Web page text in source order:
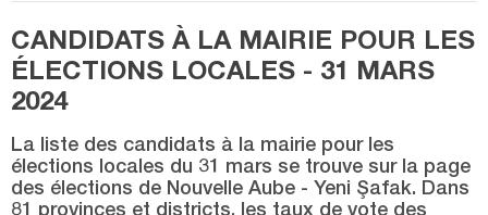
KARALAR
KASRİK
KUMÇATI
CENTRE
ŞENOBA
CANDIDATS À LA MAIRIE POUR LES
ÉLECTIONS LOCALES - 31 MARS
2024
La liste des candidats à la mairie pour les
élections locales du 31 mars se trouve sur la page
des élections de Nouvelle Aube - Yeni Şafak. Dans
81 provinces et districts, les taux de vote des